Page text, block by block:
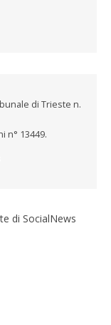
di Trieste n.
n° 13449.
di SocialNews